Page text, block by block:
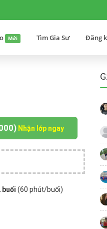
Mới Tìm Gia Sư Đăng
Nhận lớp ngay
buổi (60 phút/buổi)